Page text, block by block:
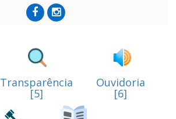
Transparência
[5]
Ouvidoria
[6]